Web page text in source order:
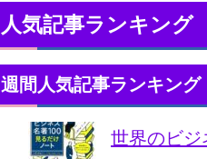
人気記事ランキング
週間人気記事ランキング
世界のビジ